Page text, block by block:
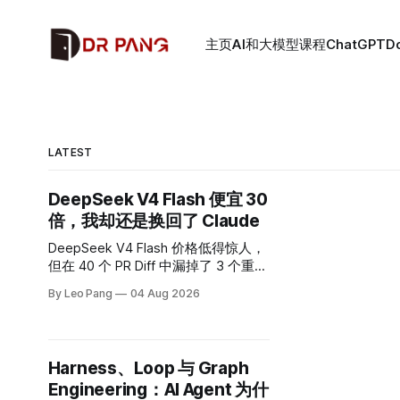
主页AI和大模型课程ChatGPT
LATEST
DeepSeek V4 Flash 便宜 30
倍，我却还是换回了 Claude
DeepSeek V4 Flash 价格低得惊人，
但在 40 个 PR Diff 中漏掉了 3 个重试
便宜模型，何时应为可靠性买单。
By Leo Pang 04 Aug 2026
Harness、Loop 与 Graph
Engineering：AI Agent 为什